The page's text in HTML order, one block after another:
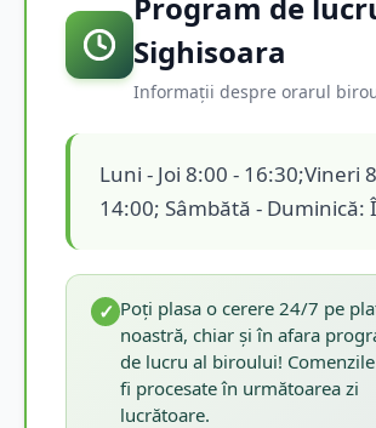
Sighisoara
Informații despre orarul
Luni - Joi 8:00 - 16:30;Vineri
14:00; Sâmbătă - Duminică:
✓ Poți plasa o cerere 24/7 pe
noastră, chiar și în afara
de lucru al biroului!
fi procesate în următoarea zi
lucrătoare.